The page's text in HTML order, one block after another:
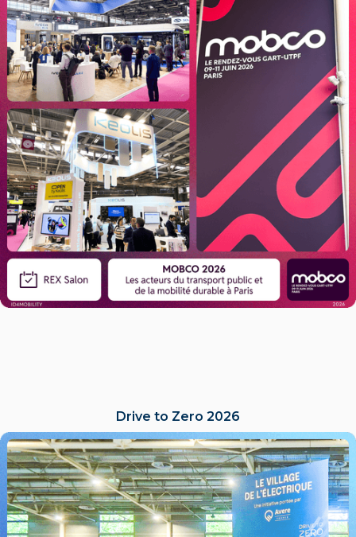
Drive to Zero 2026
LIRE L'ACTU